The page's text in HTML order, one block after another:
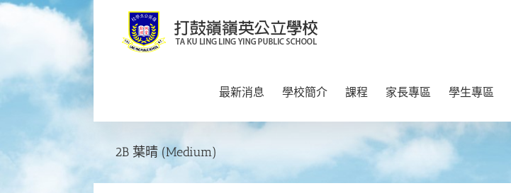
Skip
最新消息 學校簡介 課程 家長專區 學生專區
2B 葉晴 (Medium)